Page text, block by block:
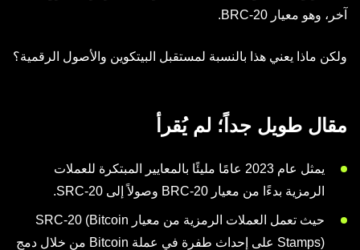
آخر، وهو معيار BRC-20.
ولكن ماذا يعني هذا بالنسبة لمستقبل البيتكوين والأصول الرقمية؟
مقال طويل جداً؛ لم يُقرأ
يمثل عام 2023 عامًا مليئًا بالمعايير المبتكرة للعملات
الرمزية بدءًا من معيار BRC-20 وصولاً إلى SRC-20.
حيث تعمل العملات الرمزية من معيار SRC-20 (Bitcoin
Stamps) على إحداث طفرة في عملة Bitcoin من خلال دمج